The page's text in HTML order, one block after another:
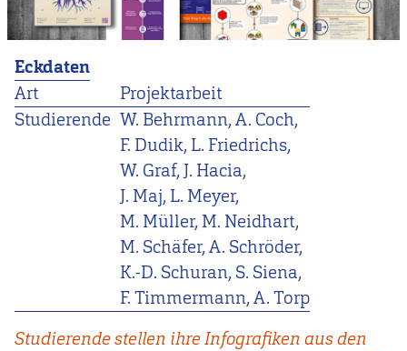
Eckdaten
Art
Projektarbeit
Studierende W. Behrmann, A. Coch,
F. Dudik, L. Friedrichs,
W. Graf, J. Hacia,
J. Maj, L. Meyer,
M. Müller, M. Neidhart,
M. Schäfer, A. Schröder,
K.-D. Schuran, S. Siena,
F. Timmermann, A. Torp
Studierende stellen ihre Infografiken aus den